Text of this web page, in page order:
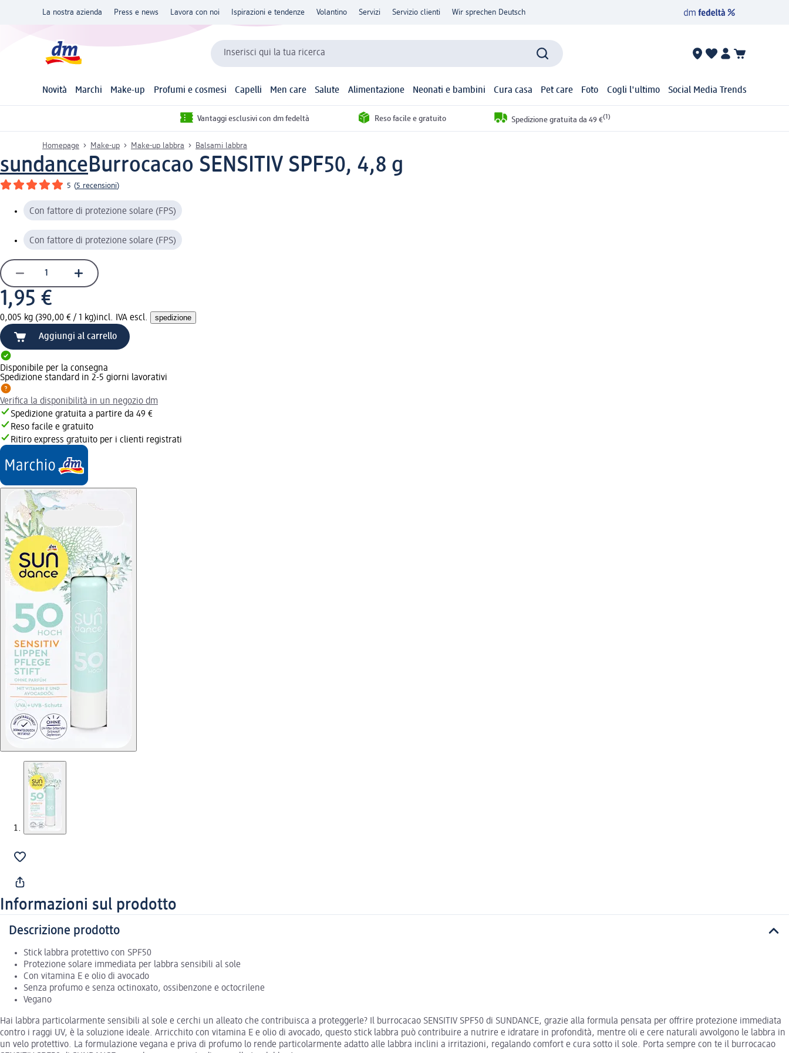
La nostra azienda Press e news Lavora con noi Ispirazioni e tendenze Volantino Servizi Servizio clienti Wir sprechen Deutsch
Inserisci qui la tua ricerca
Novità Marchi Make-up Profumi e cosmesi Capelli Men care Salute Alimentazione Neonati e bambini Cura casa Pet care Foto Cogli l'ultimo Social Media Trends
Vantaggi esclusivi con dm fedeltà Reso facile e gratuito Spedizione gratuita da 49 €(1)
Homepage Make-up Make-up labbra Balsami labbra
sundanceBurrocacao SENSITIV SPF50, 4,8 g
5 (5 recensioni)
Con fattore di protezione solare (FPS)
Con fattore di protezione solare (FPS)
1,95 €
0,005 kg (390,00 € / 1 kg)incl. IVA escl. spedizione
Aggiungi al carrello
Disponibile per la consegna
Spedizione standard in 2-5 giorni lavorativi
Verifica la disponibilità in un negozio dm
Spedizione gratuita a partire da 49 €
Reso facile e gratuito
Ritiro express gratuito per i clienti registrati
Informazioni sul prodotto
Descrizione prodotto
Stick labbra protettivo con SPF50
Protezione solare immediata per labbra sensibili al sole
Con vitamina E e olio di avocado
Senza profumo e senza octinoxato, ossibenzone e octocrilene
Vegano
Hai labbra particolarmente sensibili al sole e cerchi un alleato che contribuisca a proteggerle? Il burrocacao SENSITIV SPF50 di SUNDANCE, grazie alla formula pensata per offrire protezione immediata
contro i raggi UV, è la soluzione ideale. Arricchito con vitamina E e olio di avocado, questo stick labbra può contribuire a nutrire e idratare in profondità, mentre oli e cere naturali avvolgono le labbra in
un velo protettivo. La formulazione vegana e priva di profumo lo rende particolarmente adatto alle labbra inclini a irritazioni, regalando comfort e cura sotto il sole. Porta sempre con te il burrocacao